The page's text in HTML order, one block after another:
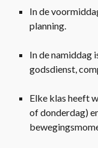
In de
planning.
In de namiddag
godsdienst,
Elke klas heeft
of donderdag)